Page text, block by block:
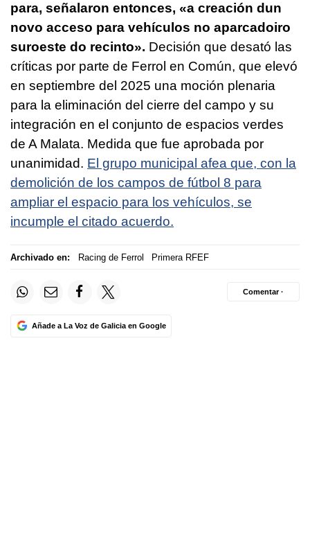
para, señalaron entonces, «a creación dun
novo acceso para vehículos no aparcadoiro
suroeste do recinto». Decisión que desató las
críticas por parte de Ferrol en Común, que elevó
en septiembre del 2025 una moción plenaria
para la eliminación del cierre del campo y su
integración en el conjunto de espacios verdes
de A Malata. Medida que fue aprobada por
unanimidad. El grupo municipal afea que, con la
demolición de los campos de fútbol 8 para
ampliar el espacio para los vehículos, se
incumple el citado acuerdo.
Archivado en: Racing de Ferrol Primera RFEF
Añade a La Voz de Galicia en Google
Comentar ·